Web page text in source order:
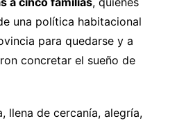
una política habitacional
para quedarse y a
concretar el sueño de
llena de cercanía, alegría,